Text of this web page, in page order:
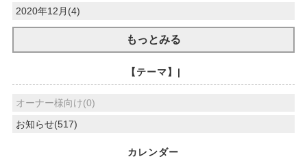
2020年12月(4)
もっとみる
【テーマ】|
オーナー様向け(0)
お知らせ(517)
カレンダー